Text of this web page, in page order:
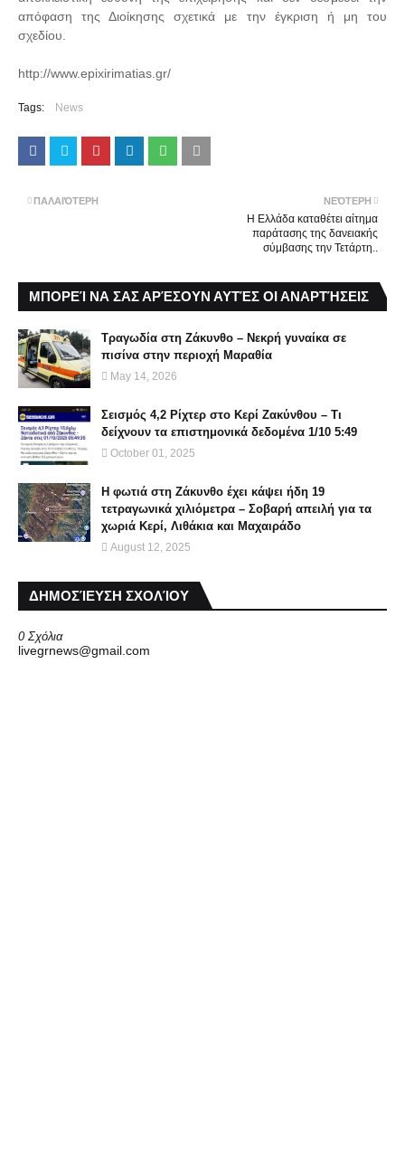
απόφαση της Διοίκησης σχετικά με την έγκριση ή μη του
σχεδίου.
http://www.epixirimatias.gr/
Tags: News
ΝΕΌΤΕΡΗ
Η Ελλάδα καταθέτει αίτημα
παράτασης της δανειακής
σύμβασης την Τετάρτη..
ΠΑΛΑΙΌΤΕΡΗ
ΜΠΟΡΕΊ ΝΑ ΣΑΣ ΑΡΈΣΟΥΝ ΑΥΤΈΣ ΟΙ ΑΝΑΡΤΉΣΕΙΣ
Τραγωδία στη Ζάκυνθο – Νεκρή γυναίκα σε
πισίνα στην περιοχή Μαραθία
May 14, 2026
Σεισμός 4,2 Ρίχτερ στο Κερί Ζακύνθου – Τι
δείχνουν τα επιστημονικά δεδομένα 1/10 5:49
October 01, 2025
Η φωτιά στη Ζάκυνθο έχει κάψει ήδη 19
τετραγωνικά χιλιόμετρα – Σοβαρή απειλή για τα
χωριά Κερί, Λιθάκια και Μαχαιράδο
August 12, 2025
ΔΗΜΟΣΊΕΥΣΗ ΣΧΟΛΊΟΥ
0 Σχόλια
livegrnews@gmail.com